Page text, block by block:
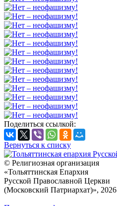
Поделиться ссылкой:
Вернуться к списку
© Религиозная организация
«Тольяттинская Епархия
Русской Православной Церкви
(Московский Патриархат)», 2026